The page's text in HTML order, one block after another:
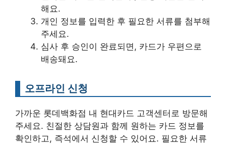
해요.
개인 정보를 입력한 후 필요한 서류를 첨부해
주세요.
심사 후 승인이 완료되면, 카드가 우편으로
배송돼요.
오프라인 신청
가까운 롯데백화점 내 현대카드 고객센터로 방문해
주세요. 친절한 상담원과 함께 원하는 카드 정보를
확인하고, 즉석에서 신청할 수 있어요. 필요한 서류